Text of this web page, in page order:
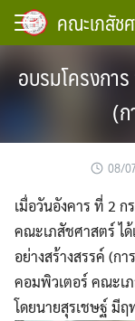
Skip
คณะเภสัช
อบรมโครงกา
(
08/
เมื่อวันอังคาร ที่ 2
คณะเภสัชศาสตร์​ ​ได้
อย่างสร้างสรรค์ (ก
คอมพิวเตอร์ คณะเ
โดยนายสุรเชษฐ์​ มีฤ